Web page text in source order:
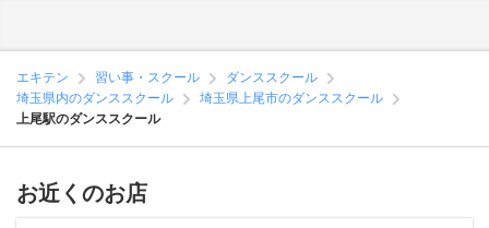
エキテン 習い事・スクール
ダンススクール
埼玉県内のダンススクール
埼玉県上尾市のダンススクール
上尾駅のダンススクール
お近くのお店